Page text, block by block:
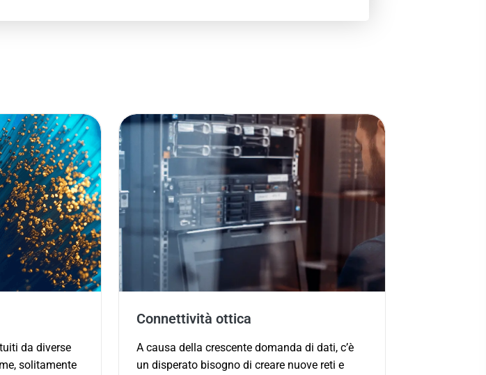
da diverse
solitamente
Connettività ottica
A causa della crescente domanda di dati, c’è
un disperato bisogno di creare nuove reti e